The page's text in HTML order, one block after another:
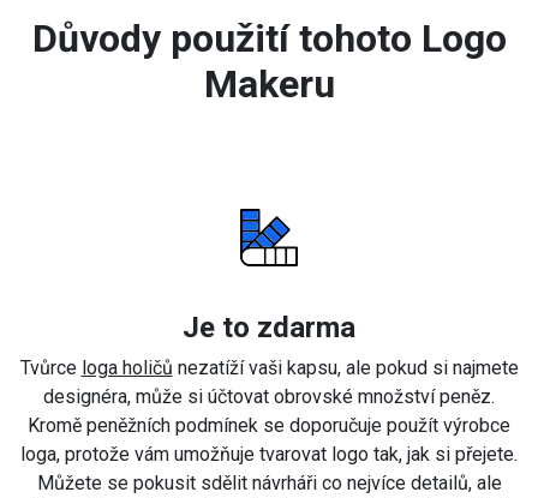
Důvody použití tohoto Logo
Makeru
Je to zdarma
Tvůrce loga holičů nezatíží vaši kapsu, ale pokud si najmete
designéra, může si účtovat obrovské množství peněz.
Kromě peněžních podmínek se doporučuje použít výrobce
loga, protože vám umožňuje tvarovat logo tak, jak si přejete.
Můžete se pokusit sdělit návrháři co nejvíce detailů, ale